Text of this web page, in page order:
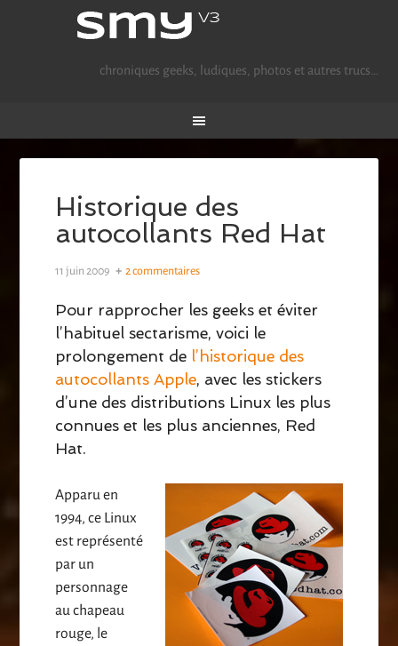
chroniques geeks, ludiques, photos et autres trucs…
Historique des
autocollants Red Hat
11 juin 2009 2 commentaires
Pour rapprocher les geeks et éviter
l’habituel sectarisme, voici le
prolongement de l’historique des
autocollants Apple, avec les stickers
d’une des distributions Linux les plus
connues et les plus anciennes, Red
Hat.
Apparu en
1994, ce Linux
est représenté
par un
personnage
au chapeau
rouge, le